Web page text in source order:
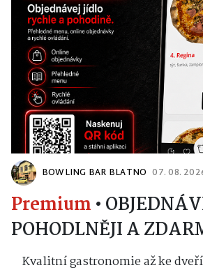
BOWLING BAR BLATNO 07. 08.
Premium •
POHODLNĚJI A
Kvalitní gastronomie až ke